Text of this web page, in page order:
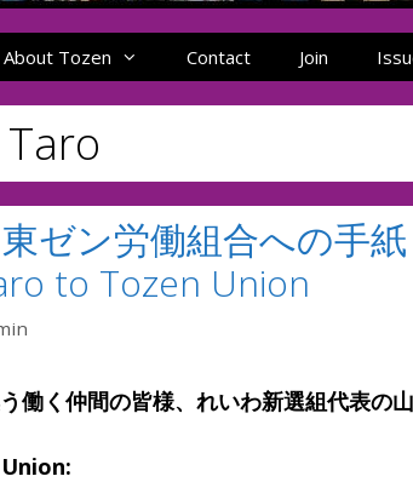
About Tozen Contact Join
ゼン労働組合への手
to Tozen Union
働く仲間の皆様、れいわ新選組代表の山